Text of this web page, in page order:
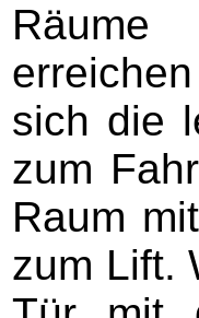
Räume
sich die
zum
Raum
zum Lift.